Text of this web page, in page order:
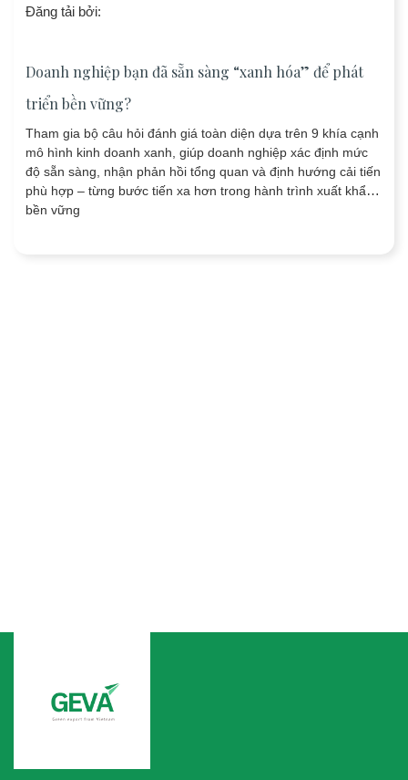
Đăng tải bởi:
Doanh nghiệp bạn đã sẵn sàng “xanh hóa” để phát
triển bền vững?
Tham gia bộ câu hỏi đánh giá toàn diện dựa trên 9 khía cạnh
mô hình kinh doanh xanh, giúp doanh nghiệp xác định mức
độ sẵn sàng, nhận phản hồi tổng quan và định hướng cải tiến
phù hợp – từng bước tiến xa hơn trong hành trình xuất khẩu
bền vững